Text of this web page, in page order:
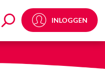
INLOGGEN